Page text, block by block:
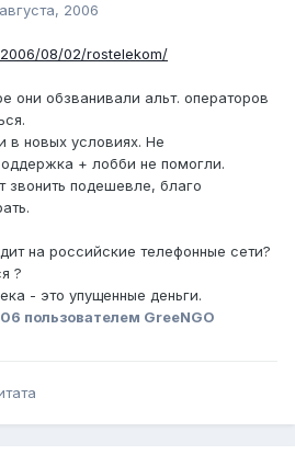
2006
08/02/rostelekom/
они обзванивали альт. операторов
в новых условиях. Не
+ лобби не помогли.
звонить подешевле, благо
на российские телефонные сети?
?
- это упущенные деньги.
пользователем GreeNGO